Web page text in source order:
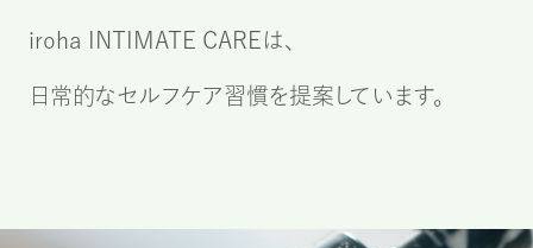
iroha INTIMATE CAREは、
日常的なセルフケア習慣を提案しています。